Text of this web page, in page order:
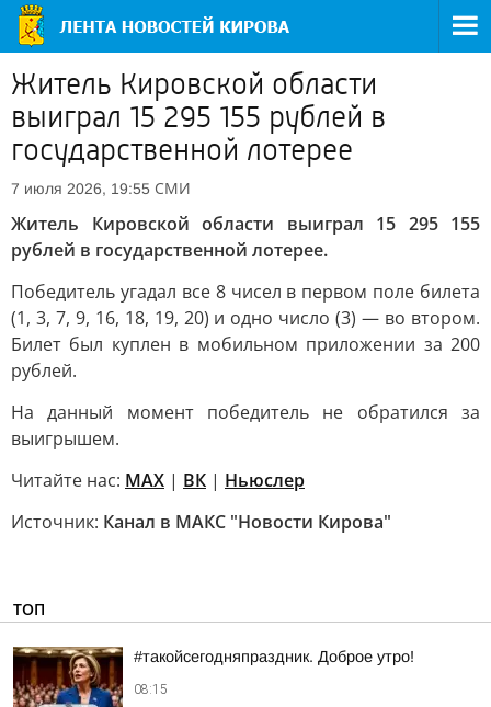
Житель Кировской области
выиграл 15 295 155 рублей в
государственной лотерее
7 июля 2026, 19:55 СМИ
Житель Кировской области выиграл 15 295 155
рублей в государственной лотерее.
Победитель угадал все 8 чисел в первом поле билета
(1, 3, 7, 9, 16, 18, 19, 20) и одно число (3) — во втором.
Билет был куплен в мобильном приложении за 200
рублей.
На данный момент победитель не обратился за
выигрышем.
Читайте нас: MAX | ВК | Ньюслер
Источник: Канал в МАКС "Новости Кирова"
ТОП
#такойсегодняпраздник. Доброе утро!
08:15